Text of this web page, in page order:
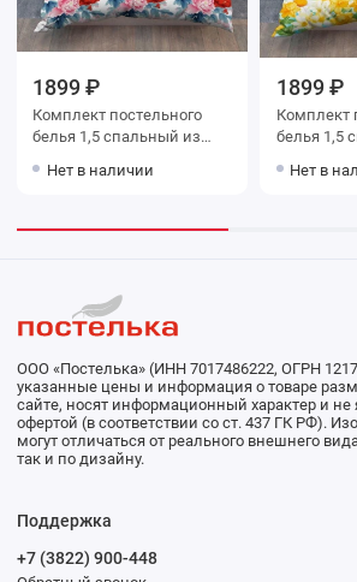
1899 ₽
Комплект постельного
белья 1,5 спальный из
2 шт Цветы Василиса
Нет в наличии
1899 ₽
Комплект
белья 1,5 спальный из
2 шт
Нет в
ООО «Постелька» (ИНН 7017486222, ОГРН
указанные цены и информация о товаре
сайте, носят информационный характер и
офертой (в соответствии со ст. 437 ГК РФ).
могут отличаться от реального внешнего
так и по дизайну.
Поддержка
+7 (3822) 900-448